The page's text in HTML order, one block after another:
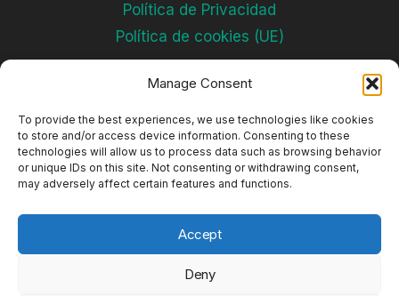
Manage Consent
To provide the best experiences, we use technologies like cookies
to store and/or access device information. Consenting to these
technologies will allow us to process data such as browsing behavior
or unique IDs on this site. Not consenting or withdrawing consent,
may adversely affect certain features and functions.
Accept
Deny
Política de Privacidad
Política de cookies (UE)
Subscríbete